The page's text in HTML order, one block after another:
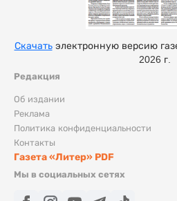
Редакция
Об издании
Реклама
Политика конфиденциальности
Контакты
Газета «Литер» PDF
Мы в социальных сетях
Скачатьэлектронную версию
2026 г.